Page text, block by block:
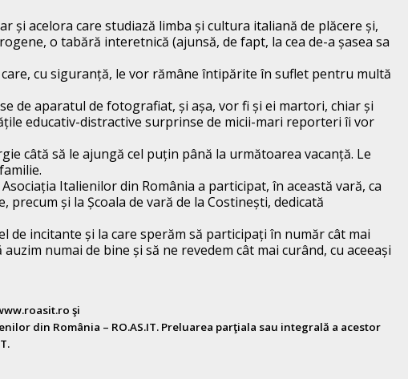
și acelora care studiază limba și cultura italiană de plăcere și,
o tabără interetnică (ajunsă, de fapt, la cea de-a șasea sa
cu siguranță, le vor rămâne întipărite în suflet pentru multă
de aparatul de fotografiat, și așa, vor fi și ei martori, chiar și
educativ-distractive surprinse de micii-mari reporteri îi vor
câtă să le ajungă cel puțin până la următoarea vacanță. Le
Italienilor din România a participat, în această vară, ca
și la Școala de vară de la Costinești, dedicată
de incitante și la care sperăm să participați în număr cât mai
numai de bine și să ne revedem cât mai curând, cu aceeași
şi
din România – RO.AS.IT. Preluarea parţiala sau integrală a acestor